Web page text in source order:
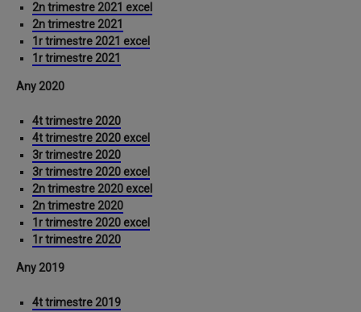
2n trimestre 2021 excel
2n trimestre 2021
1r trimestre 2021 excel
1r trimestre 2021
Any 2020
4t trimestre 2020
4t trimestre 2020 excel
3r trimestre 2020
3r trimestre 2020 excel
2n trimestre 2020 excel
2n trimestre 2020
1r trimestre 2020 excel
1r trimestre 2020
Any 2019
4t trimestre 2019